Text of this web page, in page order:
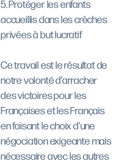
5. Protéger les enfants
accueillis dans les crèches
privées à but lucratif
Ce travail est le résultat de
notre volonté d’arracher
des victoires pour les
Françaises et les Français
en faisant le choix d’une
négociation exigeante mais
nécessaire avec les autres